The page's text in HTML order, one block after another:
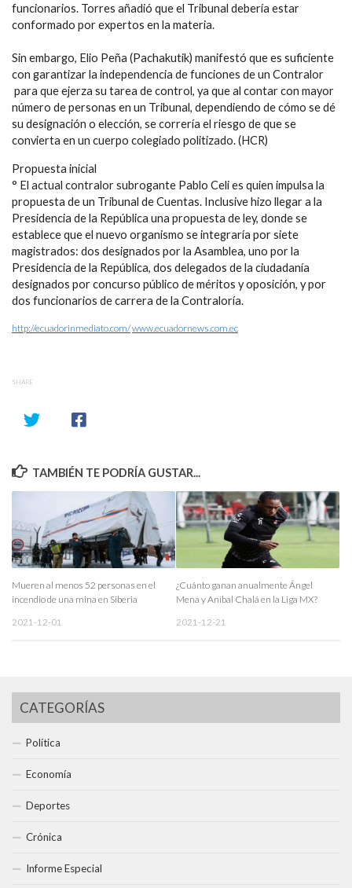
funcionarios. Torres añadió que el Tribunal debería estar
conformado por expertos en la materia.
Sin embargo, Elio Peña (Pachakutik) manifestó que es suficiente
con garantizar la independencia de funciones de un Contralor
para que ejerza su tarea de control, ya que al contar con mayor
número de personas en un Tribunal, dependiendo de cómo se dé
su designación o elección, se correría el riesgo de que se
convierta en un cuerpo colegiado politizado. (HCR)
Propuesta inicial
° El actual contralor subrogante Pablo Celi es quien impulsa la
propuesta de un Tribunal de Cuentas. Inclusive hizo llegar a la
Presidencia de la República una propuesta de ley, donde se
establece que el nuevo organismo se integraría por siete
magistrados: dos designados por la Asamblea, uno por la
Presidencia de la República, dos delegados de la ciudadanía
designados por concurso público de méritos y oposición, y por
dos funcionarios de carrera de la Contraloría.
http://ecuadorinmediato.com/www.ecuadornews.com.ec
SHARE
TAMBIÉN TE PODRÍA GUSTAR...
Mueren al menos 52 personas en el
incendio de una mina en Siberia
2021-12-01
¿Cuánto ganan anualmente Ángel
Mena y Aníbal Chalá en la Liga MX?
2021-12-21
CATEGORÍAS
Política
Economía
Deportes
Crónica
Informe Especial